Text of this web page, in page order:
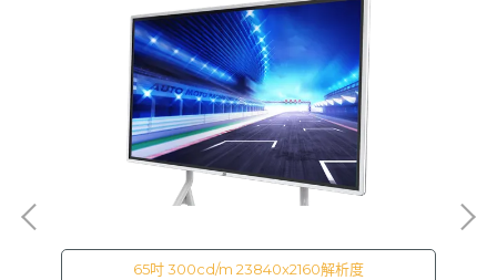
65吋 300cd/m 23840x2160解析度